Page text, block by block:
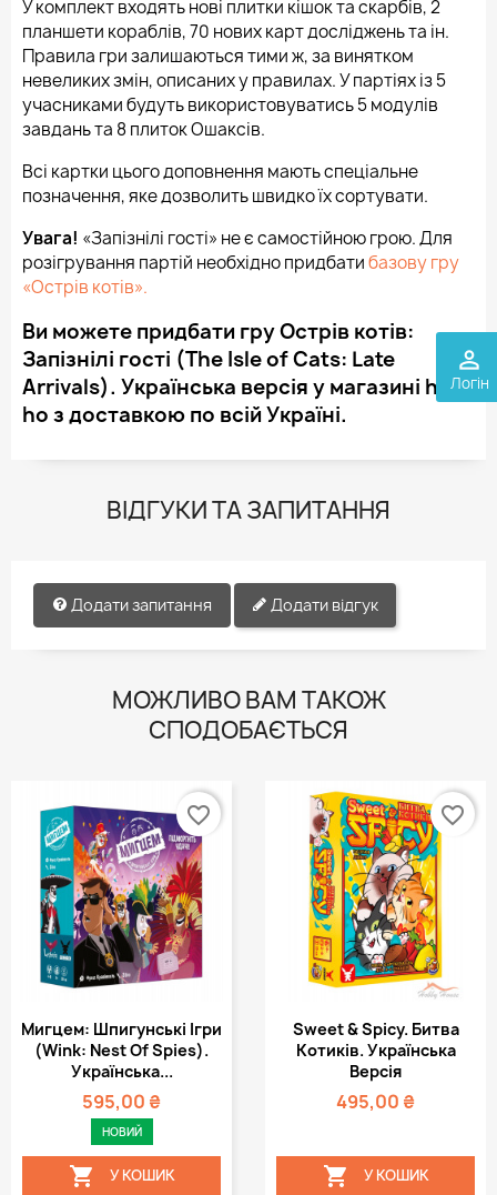
perm_identity
Логін
У комплект входять нові плитки кішок та скарбів, 2
планшети кораблів, 70 нових карт досліджень та ін.
Правила гри залишаються тими ж, за винятком
невеликих змін, описаних у правилах. У партіях із 5
учасниками будуть використовуватись 5 модулів
завдань та 8 плиток Ошаксів.
Всі картки цього доповнення мають спеціальне
позначення, яке дозволить швидко їх сортувати.
Увага! «Запізнілі гості» не є самостійною грою. Для
розігрування партій необхідно придбатибазову гру
«Острів котів».
Ви можете придбати гру Острів котів:
Запізнілі гості (The Isle of Cats: Late
Arrivals). Українська версія у магазині ho-
ho з доставкою по всій Україні.
ВІДГУКИ ТА ЗАПИТАННЯ
Додати запитання Додати відгук
МОЖЛИВО ВАМ ТАКОЖ
СПОДОБАЄТЬСЯ
Мигцем: Шпигунські Ігри
(Wink: Nest Of Spies).
Українська...
595,00 ₴
НОВИЙ
 У КОШИК
favorite_border
Sweet & Spicy. Битва
Котиків. Українська
Версія
495,00 ₴
 У КОШИК
favorite_border